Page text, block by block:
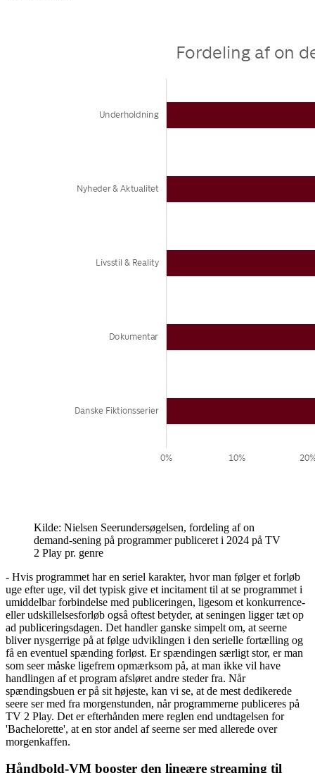
Kilde: Nielsen Seerundersøgelsen, fordeling af on
demand-sening på programmer publiceret i 2024 på TV
2 Play pr. genre
- Hvis programmet har en seriel karakter, hvor man følger et forløb
uge efter uge, vil det typisk give et incitament til at se programmet i
umiddelbar forbindelse med publiceringen, ligesom et konkurrence-
eller udskillelsesforløb også oftest betyder, at seningen ligger tæt op
ad publiceringsdagen. Det handler ganske simpelt om, at seerne
bliver nysgerrige på at følge udviklingen i den serielle fortælling og
få en eventuel spænding forløst. Er spændingen særligt stor, er man
som seer måske ligefrem opmærksom på, at man ikke vil have
handlingen af et program afsløret andre steder fra. Når
spændingsbuen er på sit højeste, kan vi se, at de mest dedikerede
seere ser med fra morgenstunden, når programmerne publiceres på
TV 2 Play. Det er efterhånden mere reglen end undtagelsen for
'Bachelorette', at en stor andel af seerne ser med allerede over
morgenkaffen.
Håndbold-VM booster den lineære streaming til